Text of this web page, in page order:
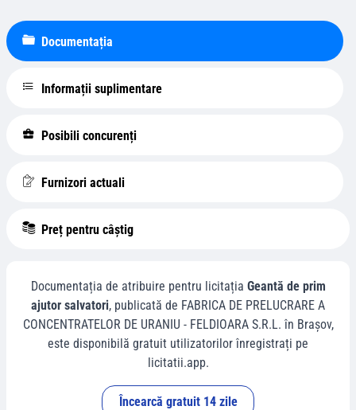
Documentația
Informații suplimentare
Posibili concurenți
Furnizori actuali
Preț pentru câștig
Documentația de atribuire pentru licitația Geantă de prim
ajutor salvatori, publicată de FABRICA DE PRELUCRARE A
CONCENTRATELOR DE URANIU - FELDIOARA S.R.L. în Braşov,
este disponibilă gratuit utilizatorilor înregistrați pe
licitatii.app.
Încearcă gratuit 14 zile